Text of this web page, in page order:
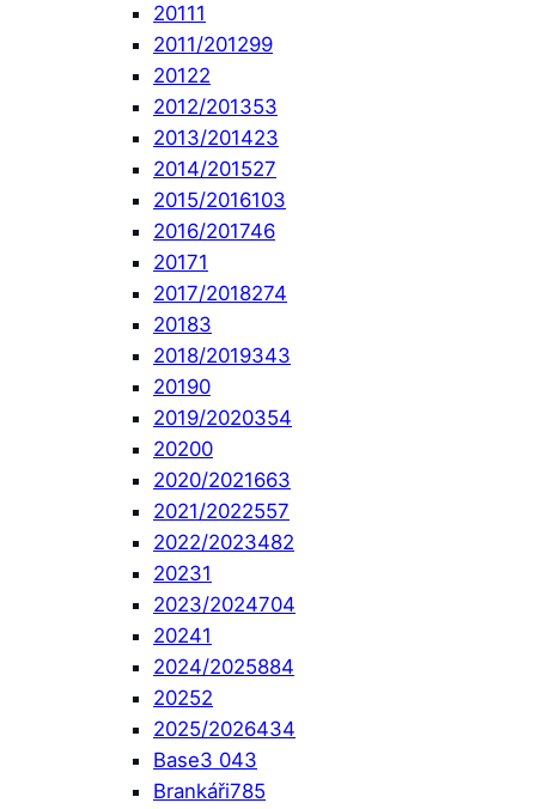
20111
2011/201299
20122
2012/201353
2013/201423
2014/201527
2015/2016103
2016/201746
20171
2017/2018274
20183
2018/2019343
20190
2019/2020354
20200
2020/2021663
2021/2022557
2022/2023482
20231
2023/2024704
20241
2024/2025884
20252
2025/2026434
Base3 043
Brankáři785